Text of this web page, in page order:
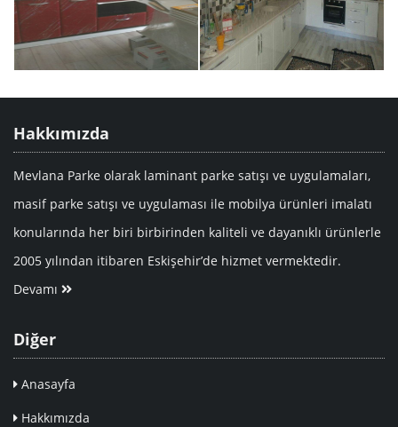
Hakkımızda
Mevlana Parke olarak laminant parke satışı ve uygulamaları,
masif parke satışı ve uygulaması ile mobilya ürünleri imalatı
konularında her biri birbirinden kaliteli ve dayanıklı ürünlerle
2005 yılından itibaren Eskişehir’de hizmet vermektedir.
Devamı
Diğer
Anasayfa
Hakkımızda